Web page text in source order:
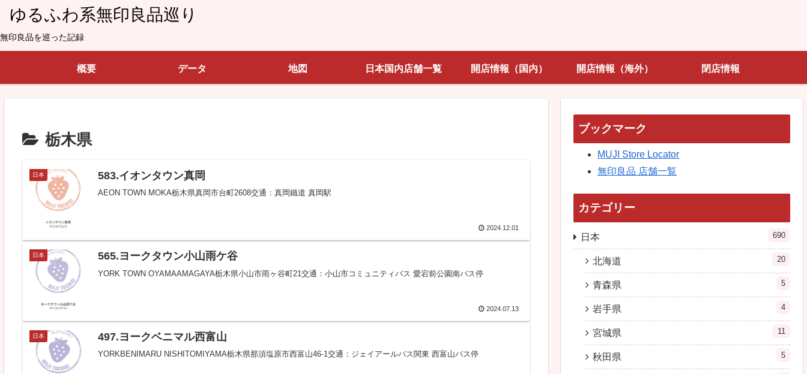
ゆるふわ系無印良品巡り
無印良品を巡った記録
概要 データ 地図 日本国内店舗一覧 開店情報（国内） 開店情報（海外） 閉店情報
栃木県
日本 583.イオンタウン真岡
AEON TOWN MOKA栃木県真岡市台町2608交通：真岡鐵道 真岡駅
2024.12.01
日本 565.ヨークタウン小山雨ケ谷
YORK TOWN OYAMAAMAGAYA栃木県小山市雨ヶ谷町21交通：小山市コミュニティバス 愛宕前公園南バス停
2024.07.13
日本 497.ヨークベニマル西富山
YORKBENIMARU NISHITOMIYAMA栃木県那須塩原市西富山46-1交通：ジェイアールバス関東 西富山バス停
ブックマーク
MUJI Store Locator
無印良品 店舗一覧
カテゴリー
日本 690
北海道 20
青森県 5
岩手県 4
宮城県 11
秋田県 5